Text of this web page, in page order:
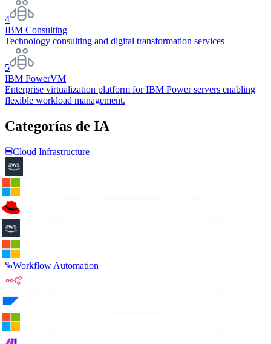
4
IBM Consulting
Technology consulting and digital transformation services
5
IBM PowerVM
Enterprise virtualization platform for IBM Power servers enabling
flexible workload management.
Categorías de IA
Cloud Infrastructure
Workflow Automation